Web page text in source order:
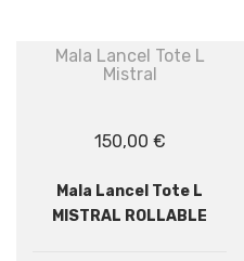
Mala Lancel Tote L
Mistral
150,00 €
Mala Lancel Tote L
MISTRAL ROLLABLE